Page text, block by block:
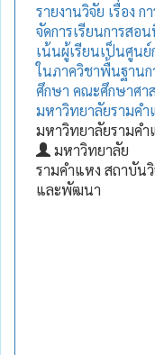
รายงานวิจัย เรื่อง ก
จัดการเรียนการสอ
เน้นผู้เรียนเป็นศูนย์
ในภาควิชาพื้นฐานก
ศึกษา คณะศึกษาศา
มหาวิทยาลัยรามคำ
มหาวิทยาลัยรามคำ
มหาวิทยาลัย
รามคำแหง สถาบัน
และพัฒนา